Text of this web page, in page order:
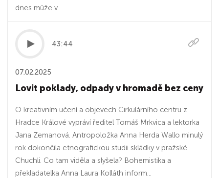
dnes může v...
43:44
07.02.2025
Lovit poklady, odpady v hromadě bez ceny
O kreativním učení a objevech Cirkulárního centru z
Hradce Králové vypráví ředitel Tomáš Mrkvica a lektorka
Jana Zemanová. Antropoložka Anna Herda Wallo minulý
rok dokončila etnografickou studii skládky v pražské
Chuchli. Co tam viděla a slyšela? Bohemistika a
překladatelka Anna Laura Kolláth inform...